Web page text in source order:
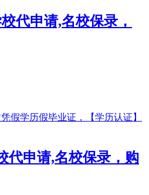
代申请,名校保录，
代申请,名校保录，购